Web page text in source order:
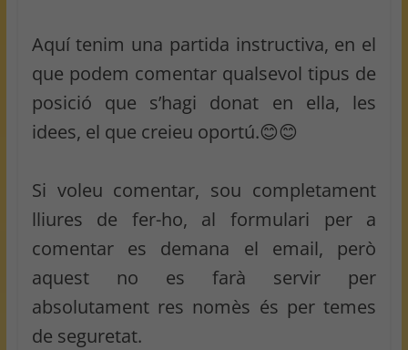
Aquí tenim una partida instructiva, en el
que podem comentar qualsevol tipus de
posició que s’hagi donat en ella, les
idees, el que creieu oportú.😊😊
Si voleu comentar, sou completament
lliures de fer-ho, al formulari per a
comentar es demana el email, però
aquest no es farà servir per
absolutament res nomès és per temes
de seguretat.